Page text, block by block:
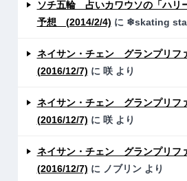
ソチ五輪 占いカワウソの「ハリ
予想 (2014/2/4) に ❄skating
ネイサン・チェン グランプリ
(2016/12/7) に 咲より
ネイサン・チェン グランプリ
(2016/12/7) に 咲より
ネイサン・チェン グランプリ
(2016/12/7) に ノブリンより